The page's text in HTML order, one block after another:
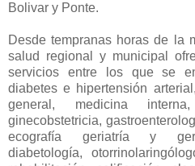
Bolivar y Ponte.
Desde tempranas horas de la
salud regional y municipal
servicios entre los que se
diabetes e hipertensión
general, medicina
ginecobstetricia,
ecografía geriatría y
diabetología,